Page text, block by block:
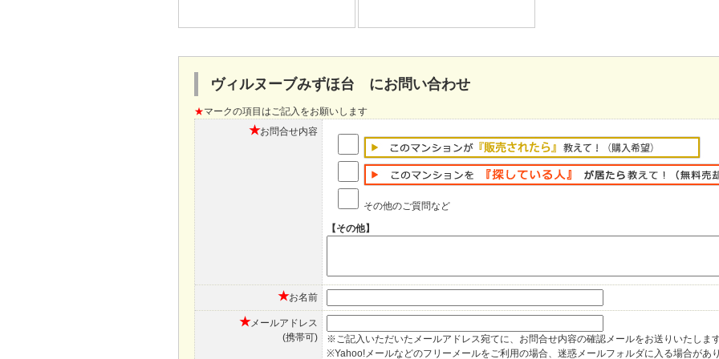
ヴィルヌーブみずほ台 にお問い合わせ
★マークの項目はご記入をお願いします
★お問合せ内容
その他のご質問など
【その他】
★お名前
★メールアドレス
(携帯可)
※ご記入いただいたメールアドレス宛てに、お問合せ内容の確認メールをお送りいたします
※Yahoo!メールなどのフリーメールをご利用の場合、迷惑メールフォルダに入る場合があり